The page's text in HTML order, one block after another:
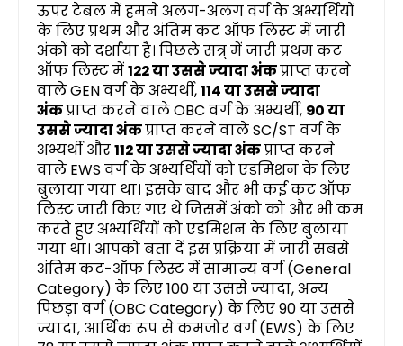
ऊपर टेबल में हमने अलग-अलग वर्ग के अभ्यर्थियों
के लिए प्रथम और अंतिम कट ऑफ लिस्ट में जारी
अंकों को दर्शाया है। पिछले सत्र् में जारी प्रथम कट
ऑफ लिस्ट में122 या उससे ज्यादा अंकप्राप्त करने
वाले GEN वर्ग के अभ्यर्थी,114 या उससे ज्यादा
अंकप्राप्त करने वाले OBC वर्ग के अभ्यर्थी, 90 या
उससे ज्यादा अंकप्राप्त करने वाले SC/ST वर्ग के
अभ्यर्थी और112 या उससे ज्यादा अंकप्राप्त करने
वाले EWS वर्ग के अभ्यर्थियों को एडमिशन के लिए
बुलाया गया था। इसके बाद और भी कई कट ऑफ
लिस्ट जारी किए गए थे जिसमें अंको को और भी कम
करते हुए अभ्यर्थियों को एडमिशन के लिए बुलाया
गया था। आपको बता दें इस प्रक्रिया में जारी सबसे
अंतिम कट-ऑफ लिस्ट में सामान्य वर्ग (General
Category) के लिए 100 या उससे ज्यादा, अन्य
पिछड़ा वर्ग (OBC Category) के लिए 90 या उससे
ज्यादा, आर्थिक रूप से कमजोर वर्ग (EWS) के लिए